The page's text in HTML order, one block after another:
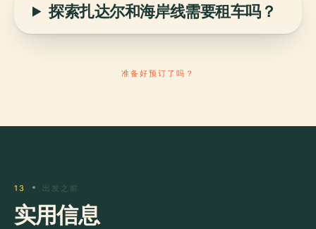
探索扎达尔和海岸线需要租车吗？
准备好预订了吗？
13 出发之前
实用信息